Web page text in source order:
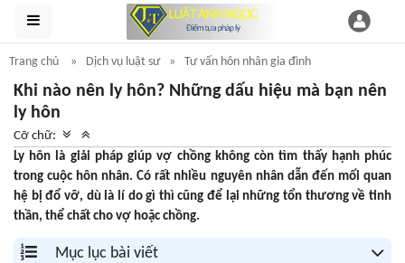
Trang chủ Dịch vụ luật sư Tư vấn hôn nhân gia đình
Khi nào nên ly hôn? Những dấu hiệu mà bạn nên
ly hôn
Cỡ chữ:
Ly hôn là giải pháp giúp vợ chồng không còn tìm thấy hạnh phúc
trong cuộc hôn nhân. Có rất nhiều nguyên nhân dẫn đến mối quan
hệ bị đổ vỡ, dù là lí do gì thì cũng để lại những tổn thương về tinh
thần, thể chất cho vợ hoặc chồng.
Mục lục bài viết